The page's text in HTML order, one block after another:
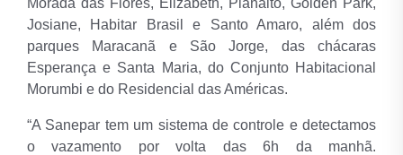
Josiane, Habitar Brasil e Santo Amaro, além dos
parques Maracanã e São Jorge, das chácaras
Esperança e Santa Maria, do Conjunto Habitacional
Morumbi e do Residencial das Américas.
“A Sanepar tem um sistema de controle e detectamos
o vazamento por volta das 6h da manhã.